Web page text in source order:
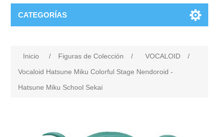
CATEGORÍAS
Inicio / Figuras de Colección / VOCALOID
/
Vocaloid Hatsune Miku Colorful Stage Nendoroid -
Hatsune Miku School Sekai